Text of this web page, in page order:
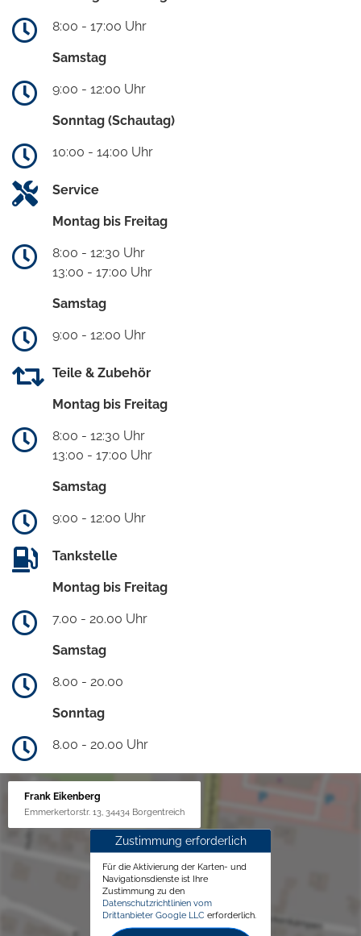
8:00 - 17:00 Uhr
Samstag
9:00 - 12:00 Uhr
Sonntag (Schautag)
10:00 - 14:00 Uhr
Service
Montag bis Freitag
8:00 - 12:30 Uhr
13:00 - 17:00 Uhr
Samstag
9:00 - 12:00 Uhr
Teile & Zubehör
Montag bis Freitag
8:00 - 12:30 Uhr
13:00 - 17:00 Uhr
Samstag
9:00 - 12:00 Uhr
Tankstelle
Montag bis Freitag
7.00 - 20.00 Uhr
Samstag
8.00 - 20.00
Sonntag
8.00 - 20.00 Uhr
Frank Eikenberg
Emmerkertorstr. 13, 34434 Borgentreich
Zustimmung erforderlich
Für die Aktivierung der Karten- und
Navigationsdienste ist Ihre
Zustimmung zu den
Datenschutzrichtlinien vom
Drittanbieter Google LLC erforderlich.